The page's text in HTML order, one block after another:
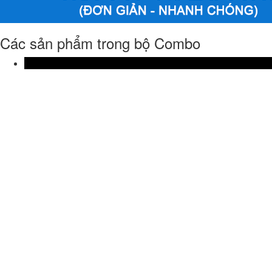
Các sản phẩm trong bộ Combo